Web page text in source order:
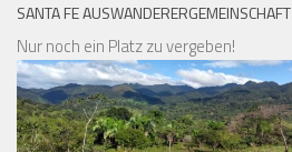
SANTA FE AUSWANDERERGEMEINSCHAFT
Nur noch ein Platz zu vergeben!